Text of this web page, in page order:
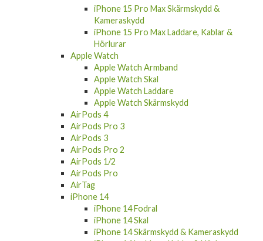
iPhone 15 Pro Max Skärmskydd &
Kameraskydd
iPhone 15 Pro Max Laddare, Kablar &
Hörlurar
Apple Watch
Apple Watch Armband
Apple Watch Skal
Apple Watch Laddare
Apple Watch Skärmskydd
AirPods 4
AirPods Pro 3
AirPods 3
AirPods Pro 2
AirPods 1/2
AirPods Pro
AirTag
iPhone 14
iPhone 14 Fodral
iPhone 14 Skal
iPhone 14 Skärmskydd & Kameraskydd